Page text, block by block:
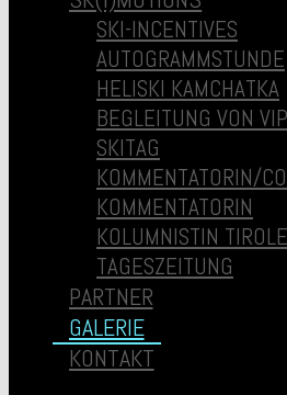
SKI-INCENTIVES
AUTOGRAMMSTUNDE
HELISKI KAMCHATKA
BEGLEITUNG VON
SKITAG
KOMMENTATORIN/
KOMMENTATORIN
KOLUMNISTIN
TAGESZEITUNG
PARTNER
GALERIE
KONTAKT